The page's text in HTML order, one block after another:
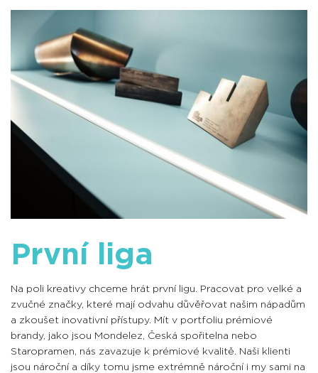
První liga
Na poli kreativy chceme hrát první ligu. Pracovat pro velké a
zvučné značky, které mají odvahu důvěřovat našim nápadům
a zkoušet inovativní přístupy. Mít v portfoliu prémiové
brandy, jako jsou Mondelez, Česká spořitelna nebo
Staropramen, nás zavazuje k prémiové kvalitě. Naši klienti
jsou nároční a díky tomu jsme extrémně nároční i my sami na